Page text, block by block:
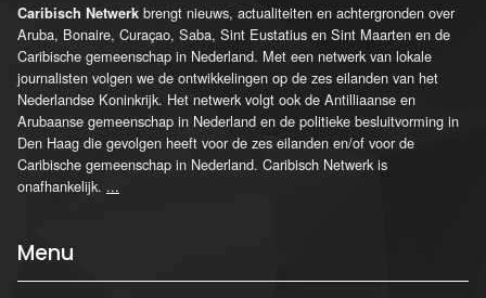
Caribisch Netwerk brengt nieuws, actualiteiten en achtergronden over
Aruba, Bonaire, Curaçao, Saba, Sint Eustatius en Sint Maarten en de
Caribische gemeenschap in Nederland. Met een netwerk van lokale
journalisten volgen we de ontwikkelingen op de zes eilanden van het
Nederlandse Koninkrijk. Het netwerk volgt ook de Antilliaanse en
Arubaanse gemeenschap in Nederland en de politieke besluitvorming in
Den Haag die gevolgen heeft voor de zes eilanden en/of voor de
Caribische gemeenschap in Nederland. Caribisch Netwerk is
onafhankelijk. ...
Menu